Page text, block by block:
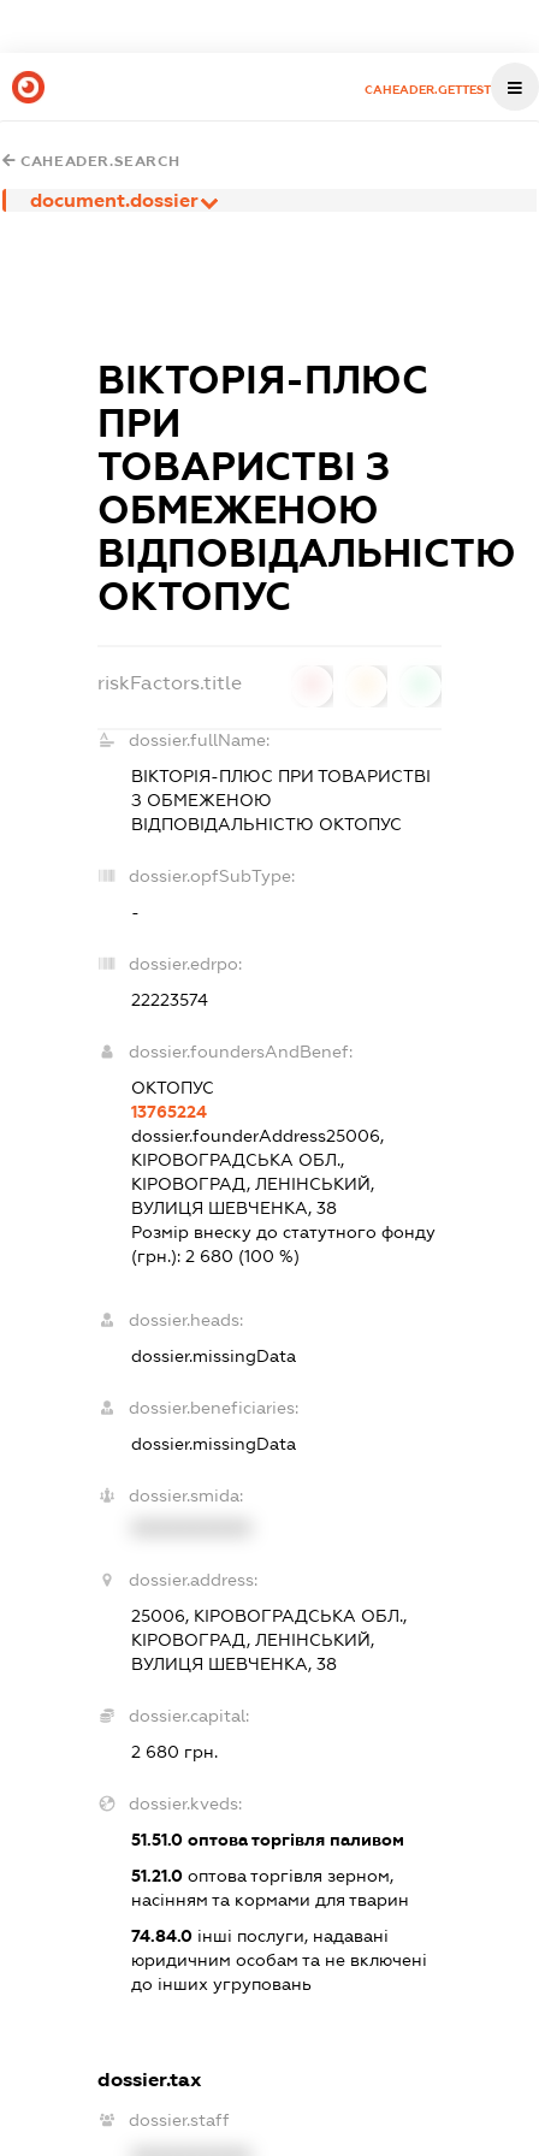
CAHEADER.GETTEST
CAHEADER.SEARCH
document.dossier
ВІКТОРІЯ-ПЛЮС
ПРИ
ТОВАРИСТВІ З
ОБМЕЖЕНОЮ
ВІДПОВІДАЛЬНІСТЮ
ОКТОПУС
riskFactors.title
dossier.fullName:
ВІКТОРІЯ-ПЛЮС ПРИ ТОВАРИСТВІ
З ОБМЕЖЕНОЮ
ВІДПОВІДАЛЬНІСТЮ ОКТОПУС
dossier.opfSubType:
-
dossier.edrpo:
22223574
dossier.foundersAndBenef:
ОКТОПУС
13765224
dossier.founderAddress25006,
КІРОВОГРАДСЬКА ОБЛ.,
КІРОВОГРАД, ЛЕНІНСЬКИЙ,
ВУЛИЦЯ ШЕВЧЕНКА, 38
Розмір внеску до статутного фонду
(грн.): 2 680 (100 %)
dossier.heads:
dossier.missingData
dossier.beneficiaries:
dossier.missingData
dossier.smida:
dossier.address:
25006, КІРОВОГРАДСЬКА ОБЛ.,
КІРОВОГРАД, ЛЕНІНСЬКИЙ,
ВУЛИЦЯ ШЕВЧЕНКА, 38
dossier.capital:
2 680 грн.
dossier.kveds:
51.51.0оптова торгівля паливом
51.21.0оптова торгівля зерном,
насінням та кормами для тварин
74.84.0інші послуги, надавані
юридичним особам та не включені
до інших угруповань
dossier.tax
dossier.staff